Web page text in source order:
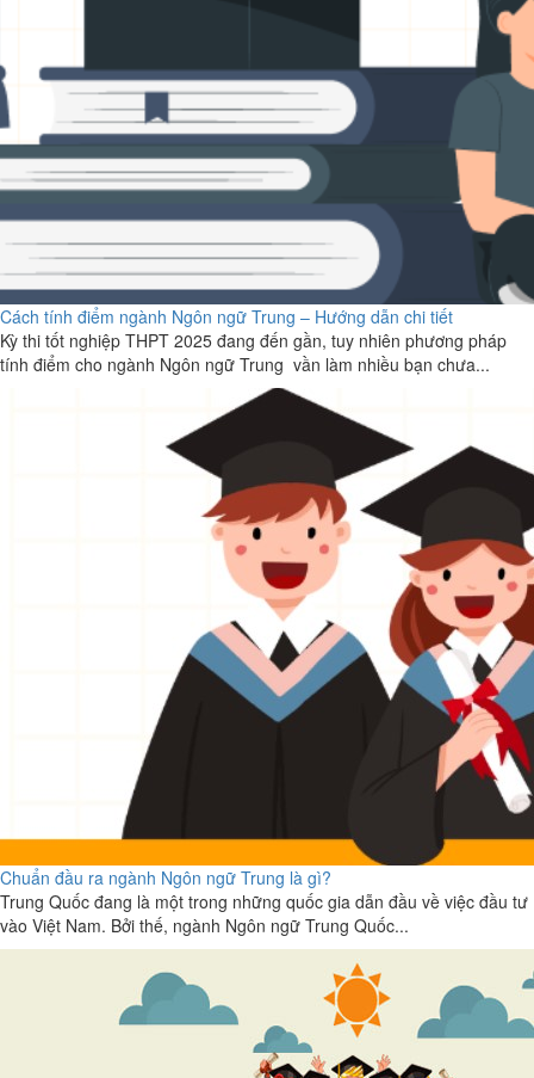
Cách tính điểm ngành Ngôn ngữ Trung – Hướng dẫn chi tiết
Kỳ thi tốt nghiệp THPT 2025 đang đến gần, tuy nhiên phương pháp
tính điểm cho ngành Ngôn ngữ Trung vần làm nhiều bạn chưa...
Chuẩn đầu ra ngành Ngôn ngữ Trung là gì?
Trung Quốc đang là một trong những quốc gia dẫn đầu về việc đầu tư
vào Việt Nam. Bởi thế, ngành Ngôn ngữ Trung Quốc...